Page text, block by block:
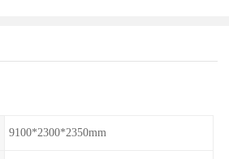
9100*2300*2350mm